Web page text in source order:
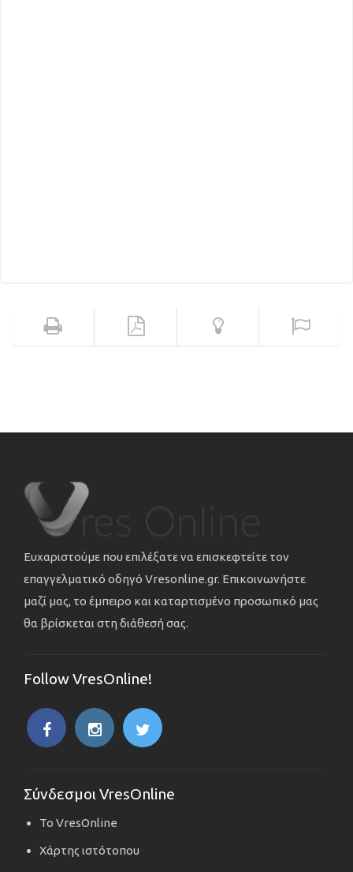
Ευχαριστούμε που επιλέξατε να επισκεφτείτε τον
επαγγελματικό οδηγό Vresonline.gr. Επικοινωνήστε
μαζί μας, το έμπειρο και καταρτισμένο προσωπικό μας
θα βρίσκεται στη διάθεσή σας.
Follow VresOnline!
Σύνδεσμοι VresOnline
Το VresOnline
Χάρτης ιστότοπου